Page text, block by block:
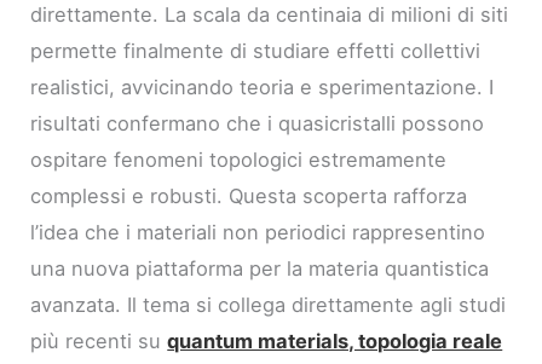
direttamente. La scala da centinaia di milioni di siti
permette finalmente di studiare effetti collettivi
realistici, avvicinando teoria e sperimentazione. I
risultati confermano che i quasicristalli possono
ospitare fenomeni topologici estremamente
complessi e robusti. Questa scoperta rafforza
l’idea che i materiali non periodici rappresentino
una nuova piattaforma per la materia quantistica
avanzata. Il tema si collega direttamente agli studi
più recenti suquantum materials, topologia reale